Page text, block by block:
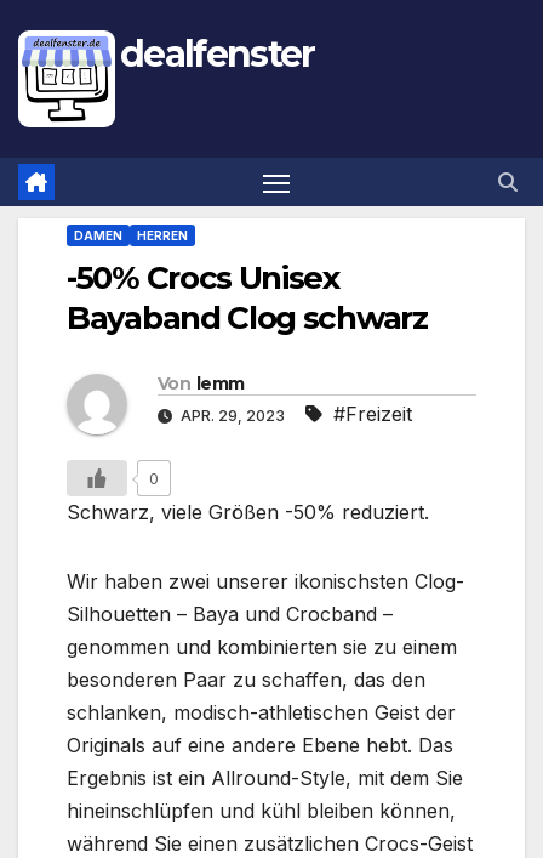
dealfenster
DAMEN HERREN
-50% Crocs Unisex
Bayaband Clog schwarz
Von lemm
APR. 29, 2023 #Freizeit
0
Schwarz, viele Größen -50% reduziert.
Wir haben zwei unserer ikonischsten Clog-
Silhouetten – Baya und Crocband –
genommen und kombinierten sie zu einem
besonderen Paar zu schaffen, das den
schlanken, modisch-athletischen Geist der
Originals auf eine andere Ebene hebt. Das
Ergebnis ist ein Allround-Style, mit dem Sie
hineinschlüpfen und kühl bleiben können,
während Sie einen zusätzlichen Crocs-Geist